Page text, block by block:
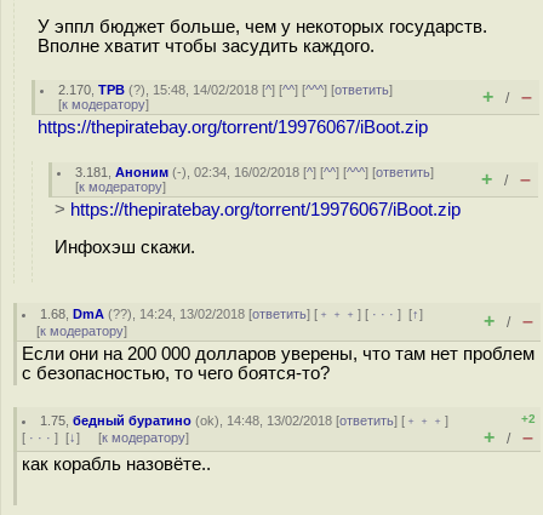
У эппл бюджет больше, чем у некоторых государств.
Вполне хватит чтобы засудить каждого.
2.170 ,TPB (?), 15:48, 14/02/2018 [^] [^^] [^^^] [ответить]
[к модератору] + / –
https://thepiratebay.org/torrent/19976067/iBoot.zip
3.181 ,Аноним (-), 02:34, 16/02/2018 [^] [^^] [^^^] [ответить]
[к модератору] + / –
> https://thepiratebay.org/torrent/19976067/iBoot.zip
Инфохэш скажи.
1.68 ,DmA (??), 14:24, 13/02/2018 [ответить] [ ﹢﹢﹢] [ · · ·][↑]
[к модератору] + / –
Если они на 200 000 долларов уверены, что там нет проблем
с безопасностью, то чего боятся-то?
1.75 ,бедный буратино (ok), 14:48, 13/02/2018 [ответить] [ ﹢﹢﹢]
[ · · · ] [↓] [к модератору]
+2
+ / –
как корабль назовёте..